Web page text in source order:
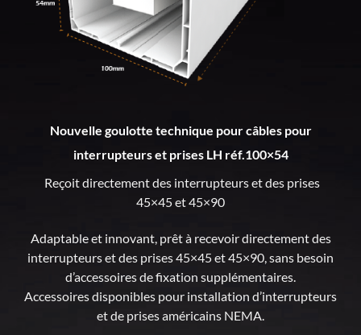
Nouvelle goulotte technique pour câbles pour
interrupteurs et prises LH réf.100×54
Reçoit directement des interrupteurs et des prises
45×45 et 45×90
Adaptable et innovant, prêt à recevoir directement des
interrupteurs et des prises 45×45 et 45×90, sans besoin
d’accessoires de fixation supplémentaires.
Accessoires disponibles pour installation d’interrupteurs
et de prises américains NEMA.